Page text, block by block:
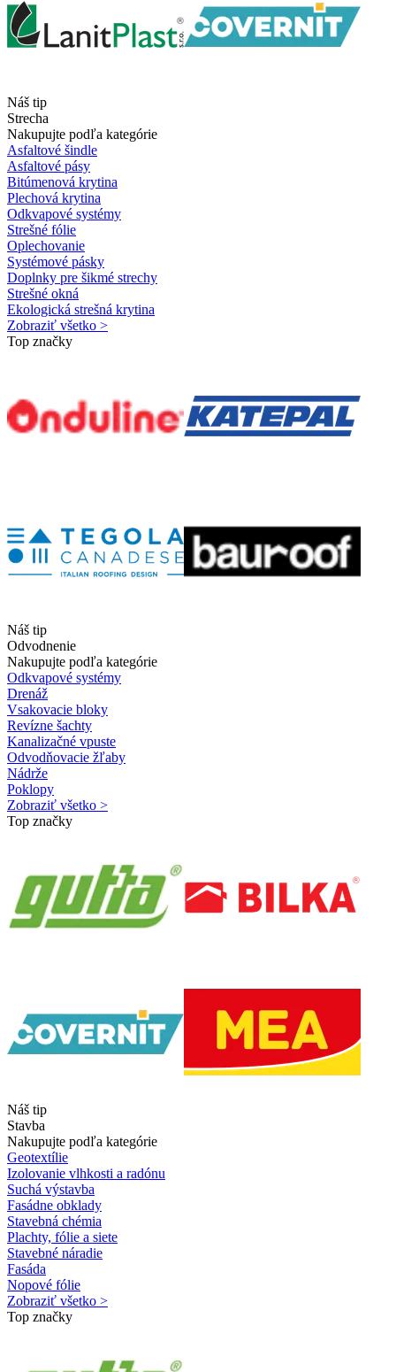
Náš tip
Strecha
Nakupujte podľa kategórie
Asfaltové šindle
Asfaltové pásy
Bitúmenová krytina
Plechová krytina
Odkvapové systémy
Strešné fólie
Oplechovanie
Systémové pásky
Doplnky pre šikmé strechy
Strešné okná
Ekologická strešná krytina
Zobraziť všetko >
Top značky
Náš tip
Odvodnenie
Nakupujte podľa kategórie
Odkvapové systémy
Drenáž
Vsakovacie bloky
Revízne šachty
Kanalizačné vpuste
Odvodňovacie žľaby
Nádrže
Poklopy
Zobraziť všetko >
Top značky
Náš tip
Stavba
Nakupujte podľa kategórie
Geotextílie
Izolovanie vlhkosti a radónu
Suchá výstavba
Fasádne obklady
Stavebná chémia
Plachty, fólie a siete
Stavebné náradie
Fasáda
Nopové fólie
Zobraziť všetko >
Top značky